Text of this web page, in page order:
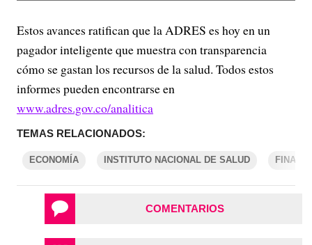
Estos avances ratifican que la ADRES es hoy en un
pagador inteligente que muestra con transparencia
cómo se gastan los recursos de la salud. Todos estos
informes pueden encontrarse en
www.adres.gov.co/analitica
TEMAS RELACIONADOS:
ECONOMÍA INSTITUTO NACIONAL DE SALUD
COMENTARIOS